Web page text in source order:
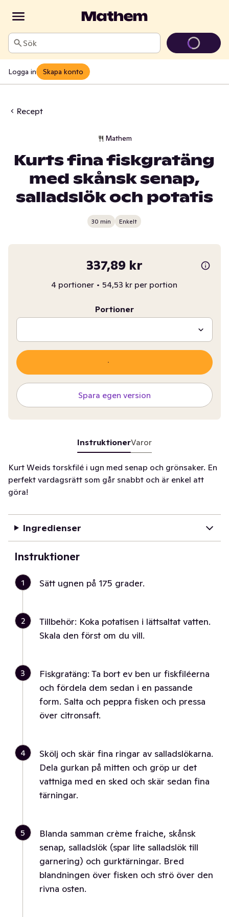
Sök
Logga in Skapa konto
Recept
Mathem
Kurts fina fiskgratäng
med skånsk senap,
salladslök och potatis
30 min Enkelt
337,89 kr
4 portioner • 54,53 kr per portion
Portioner
Spara egen version
InstruktionerVaror
Kurt Weids torskfilé i ugn med senap och grönsaker. En
perfekt vardagsrätt som går snabbt och är enkel att
göra!
Ingredienser
Instruktioner
1 Sätt ugnen på 175 grader.
2
Tillbehör: Koka potatisen i lättsaltat vatten.
Skala den först om du vill.
3
Fiskgratäng: Ta bort ev ben ur fiskfiléerna
och fördela dem sedan i en passande
form. Salta och peppra fisken och pressa
över citronsaft.
4
Skölj och skär fina ringar av salladslökarna.
Dela gurkan på mitten och gröp ur det
vattniga med en sked och skär sedan fina
tärningar.
5
Blanda samman crème fraiche, skånsk
senap, salladslök (spar lite salladslök till
garnering) och gurktärningar. Bred
blandningen över fisken och strö över den
rivna osten.